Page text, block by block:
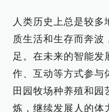
人类历史上总是较多
质生活和生存而奔波
足。在未来的智能发
作、互动等方式参与
田园牧场种养殖和园
炼，继续发展人的体